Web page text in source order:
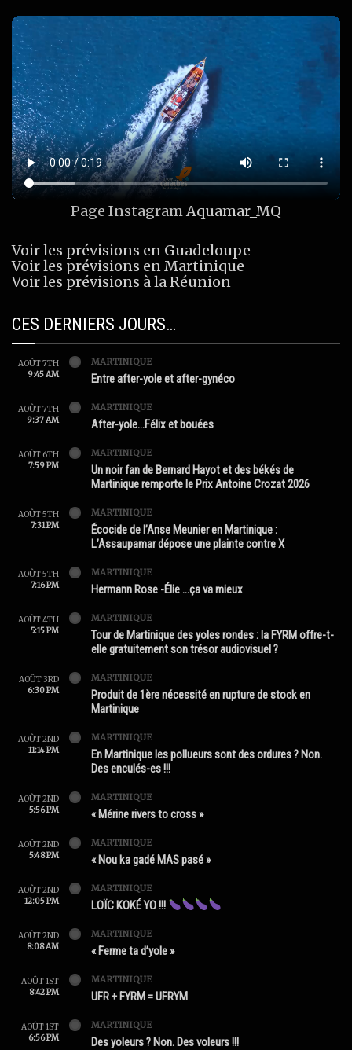
Page InstagramAquamar_MQ
Voir les prévisions en Guadeloupe
Voir les prévisions en Martinique
Voir les prévisions à la Réunion
CES DERNIERS JOURS…
AOÛT 7TH
9:45 AM
MARTINIQUE
Entre after-yole et after-gynéco
AOÛT 7TH
9:37 AM
MARTINIQUE
After-yole…Félix et bouées
AOÛT 6TH
7:59 PM
MARTINIQUE
Un noir fan de Bernard Hayot et des békés de
Martinique remporte le Prix Antoine Crozat 2026
AOÛT 5TH
7:31 PM
MARTINIQUE
Écocide de l’Anse Meunier en Martinique :
L’Assaupamar dépose une plainte contre X
AOÛT 5TH
7:16 PM
MARTINIQUE
Hermann Rose -Élie …ça va mieux
AOÛT 4TH
5:15 PM
MARTINIQUE
Tour de Martinique des yoles rondes : la FYRM offre-t-
elle gratuitement son trésor audiovisuel ?
AOÛT 3RD
6:30 PM
MARTINIQUE
Produit de 1ère nécessité en rupture de stock en
Martinique
AOÛT 2ND
11:14 PM
MARTINIQUE
En Martinique les pollueurs sont des ordures ? Non.
Des enculés-es !!!
AOÛT 2ND
5:56 PM
MARTINIQUE
« Mérine rivers to cross »
AOÛT 2ND
5:48 PM
MARTINIQUE
« Nou ka gadé MAS pasé »
AOÛT 2ND
12:05 PM
MARTINIQUE
LOÏC KOKÉ YO !!!
AOÛT 2ND
8:08 AM
MARTINIQUE
« Ferme ta d’yole »
AOÛT 1ST
8:42 PM
MARTINIQUE
UFR + FYRM = UFRYM
AOÛT 1ST
6:56 PM
MARTINIQUE
Des yoleurs ? Non. Des voleurs !!!